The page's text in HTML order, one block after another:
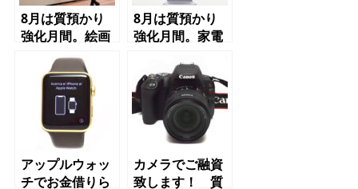
8月は質預かり
強化月間。絵画
でご融資致しま
す！初めての方
インターネット
限定 初月質料
1％キャンペー
ン実施中！
8月は質預かり
強化月間。家電
します！初めて
の方インターネ
ット限定 初月
質料1％キャン
ペーン実施中！
アップルウォッ
チでお金借りら
カメラでご融資
致します！ 質